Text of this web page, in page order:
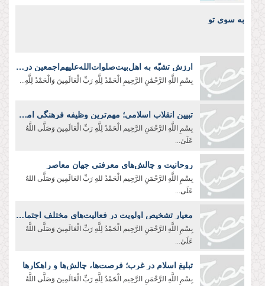
به سوی تو
ارزش تشبّه به اهل‌بیت‌صلوات‌‌الله‌‌عليهم‌‌اجمعين در لباس و زندگی
بِسْمِ اللَّهِ الرَّحْمَٰنِ الرَّحِيمِ الْحَمْدُ لِلَّهِ رَبِّ الْعَالَمِينَ وَالْحَمْدُ لِلَّهِ...
تبیین انقلاب اسلامی؛ مهم‌ترین وظیفه فرهنگی امروز
بِسْمِ اللَّهِ الرَّحْمَنِ الرَّحِیم الْحَمْدُ لِلَّهِ رَبِّ الْعَالَمِينَ وَصَلَّى اللَّهُ
عَلَىٰ...
روحانیت و چالش‌های معرفتی جهان معاصر
بِسْمِ اللَّهِ الرَّحْمَنِ الرَّحِيم الْحَمْدُ للهِ رَبِّ العَالَمِین وَصَلَّی اللهُ
عَلَی...
معیار تشخیص اولویت در فعالیت‌های مختلف اجتماعی
بِسْمِ اللَّهِ الرَّحْمَنِ الرَّحِیم الْحَمْدُ لِلَّهِ رَبِّ الْعَالَمِينَ وَصَلَّى اللَّهُ
عَلَىٰ...
تبلیغ اسلام در غرب؛ فرصت‌ها، چالش‌ها و راهکارها
بِسْمِ اللَّهِ الرَّحْمَنِ الرَّحِیم الْحَمْدُ لِلَّهِ رَبِّ الْعَالَمِينَ وَصَلَّى اللَّهُ